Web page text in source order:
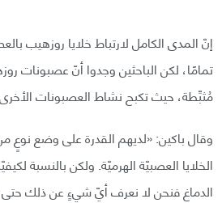
إنّ المدى الكامل لارتباط خلايا روزهيب
تمامًا، لكن الباحثين وجدوا أنّ عصبونات
مُثبِّطة، حيث تكبح نشاط العصبونات
وقال باكين: «لديهم القدرة على وضع نوعٍ
الخلايا العصبيّة الهرميّة. ولكن بالنسبة
الدماغ فنحن لا نعرف أيّ شيءٍ عن ذلك حتى